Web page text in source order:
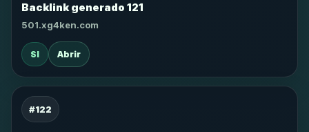
Backlink generado 121
501.xg4ken.com
SI Abrir
#122